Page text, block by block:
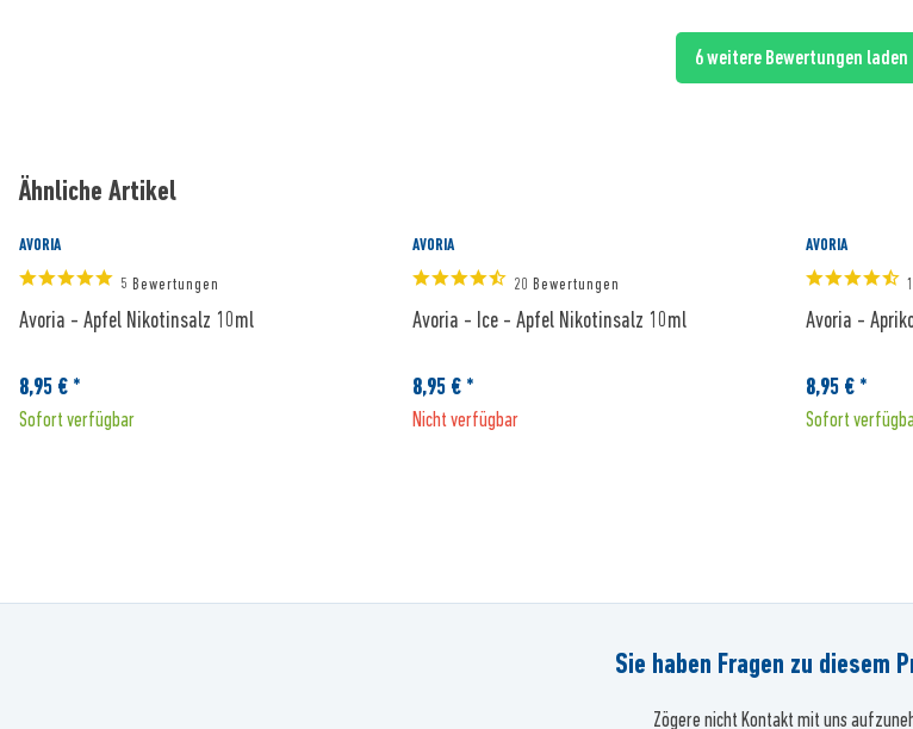
6 weitere Bewertungen laden
Ähnliche Artikel
AVORIA
5 Bewertungen
Avoria - Apfel Nikotinsalz 10ml
8,95 € *
Sofort verfügbar
AVORIA
20 Bewertungen
Avoria - Ice - Apfel Nikotinsalz 10ml
8,95 € *
Nicht verfügbar
AVORIA
Avoria -
8,95 € *
Sofort
Sie haben Fragen zu diesem
Zögere nicht Kontakt mit uns